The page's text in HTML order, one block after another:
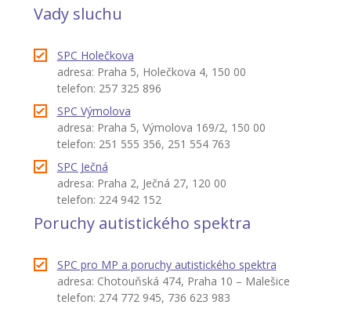
Vady sluchu
SPC Holečkova
adresa: Praha 5, Holečkova 4, 150 00
telefon: 257 325 896
SPC Výmolova
adresa: Praha 5, Výmolova 169/2, 150 00
telefon: 251 555 356, 251 554 763
SPC Ječná
adresa: Praha 2, Ječná 27, 120 00
telefon: 224 942 152
Poruchy autistického spektra
SPC pro MP a poruchy autistického spektra
adresa: Chotouňská 474, Praha 10 – Malešice
telefon: 274 772 945, 736 623 983